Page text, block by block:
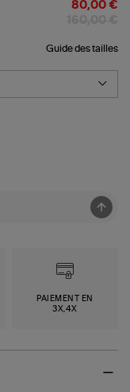
80,00 €
Guide des tailles
PAIEMENT EN
3X,4X